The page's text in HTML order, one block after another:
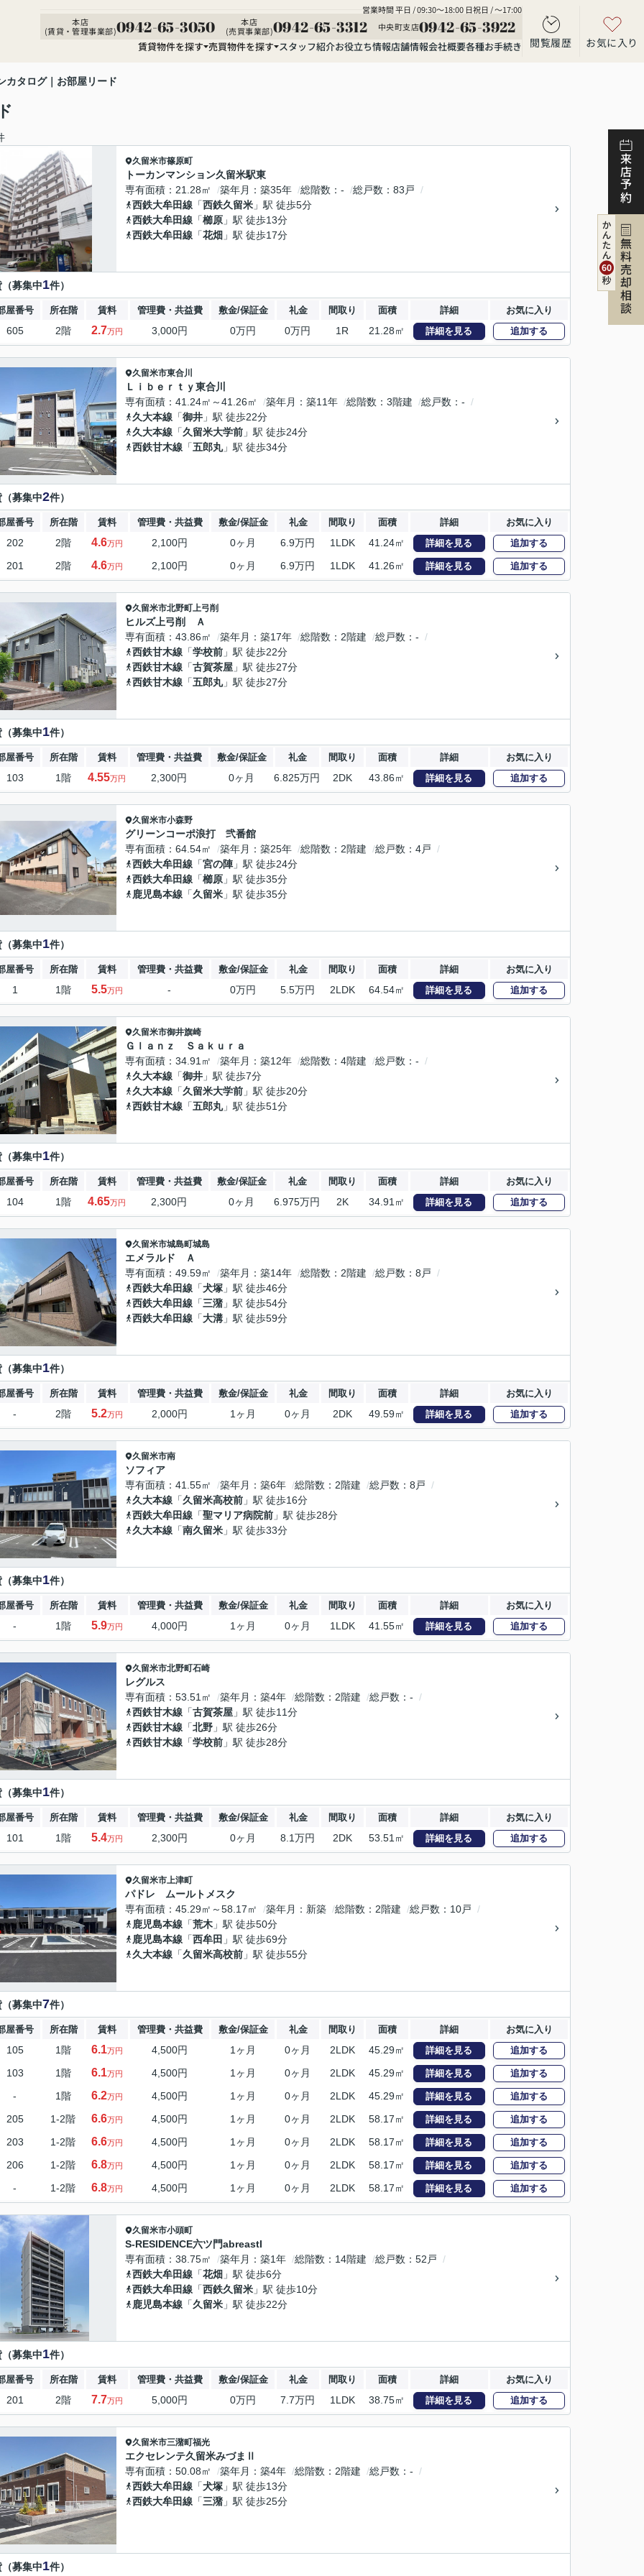
営業時間 平日 / 09:30～18:00 日祝日 / ～17:00
本店
(賃貸・管理事業部)0942-65-3050
本店
(売買事業部)0942-65-3312 中央町支店0942-65-3922
賃貸物件を探す 売買物件を探す スタッフ紹介お役立ち情報店舗情報会社概要各種お手続き 閲覧履歴 お気に入り
来店予約
無料売却相談
カタログ｜お部屋リード
久留米市篠原町
トーカンマンション久留米駅東
専有面積
21.28㎡ 築年月 築35年 総階数 - 総戸数
83戸
西鉄大牟田線 「西鉄久留米 」駅 徒歩5分
西鉄大牟田線 「櫛原 」駅 徒歩13分
西鉄大牟田線 「花畑 」駅 徒歩17分
募集中1件）
屋番号 所在階 賃料 管理費・共益費 敷金/保証金 礼金 間取り 面積 詳細 お気に入り
605 2階 2.7万円 3,000円 0万円 0万円 1R 21.28㎡ 詳細を見る 追加する
久留米市東合川
Ｌｉｂｅｒｔｙ東合川
専有面積
41.24㎡～41.26㎡ 築年月 築11年 総階数 3階建 総戸数
-
久大本線 「御井 」駅 徒歩22分
久大本線 「久留米大学前 」駅 徒歩24分
西鉄甘木線 「五郎丸」駅 徒歩34分
募集中2件）
屋番号 所在階 賃料 管理費・共益費 敷金/保証金 礼金 間取り 面積 詳細 お気に入り
202 2階 4.6万円 2,100円 0ヶ月 6.9万円 1LDK 41.24㎡ 詳細を見る 追加する
201 2階 4.6万円 2,100円 0ヶ月 6.9万円 1LDK 41.26㎡ 詳細を見る 追加する
久留米市北野町上弓削
ヒルズ上弓削 Ａ
専有面積
43.86㎡ 築年月 築17年 総階数 2階建 総戸数
-
西鉄甘木線 「学校前 」駅 徒歩22分
西鉄甘木線 「古賀茶屋 」駅 徒歩27分
西鉄甘木線 「五郎丸」駅 徒歩27分
募集中1件）
屋番号 所在階 賃料 管理費・共益費 敷金/保証金 礼金 間取り 面積 詳細 お気に入り
103 1階 4.55万円 2,300円 0ヶ月 6.825万円 2DK 43.86㎡ 詳細を見る 追加する
久留米市小森野
グリーンコーポ浪打 弐番館
専有面積
64.54㎡ 築年月 築25年 総階数 2階建 総戸数
4戸
西鉄大牟田線 「宮の陣」駅 徒歩24分
西鉄大牟田線 「櫛原 」駅 徒歩35分
鹿児島本線 「久留米 」駅 徒歩35分
募集中1件）
屋番号 所在階 賃料 管理費・共益費 敷金/保証金 礼金 間取り 面積 詳細 お気に入り
1 1階 5.5万円 - 0万円 5.5万円 2LDK 64.54㎡ 詳細を見る 追加する
久留米市御井旗崎
Ｇｌａｎｚ Ｓａｋｕｒａ
専有面積
34.91㎡ 築年月 築12年 総階数 4階建 総戸数
-
久大本線 「御井 」駅 徒歩7分
久大本線 「久留米大学前 」駅 徒歩20分
西鉄甘木線 「五郎丸」駅 徒歩51分
募集中1件）
屋番号 所在階 賃料 管理費・共益費 敷金/保証金 礼金 間取り 面積 詳細 お気に入り
104 1階 4.65万円 2,300円 0ヶ月 6.975万円 2K 34.91㎡ 詳細を見る 追加する
久留米市城島町城島
エメラルド Ａ
専有面積
49.59㎡ 築年月 築14年 総階数 2階建 総戸数
8戸
西鉄大牟田線 「犬塚 」駅 徒歩46分
西鉄大牟田線 「三潴 」駅 徒歩54分
西鉄大牟田線 「大溝 」駅 徒歩59分
募集中1件）
屋番号 所在階 賃料 管理費・共益費 敷金/保証金 礼金 間取り 面積 詳細 お気に入り
- 2階 5.2万円 2,000円 1ヶ月 0ヶ月 2DK 49.59㎡ 詳細を見る 追加する
久留米市南
ソフィア
専有面積
41.55㎡ 築年月 築6年 総階数 2階建 総戸数
8戸
久大本線 「久留米高校前 」駅 徒歩16分
西鉄大牟田線 「聖マリア病院前 」駅 徒歩28分
久大本線 「南久留米 」駅 徒歩33分
募集中1件）
屋番号 所在階 賃料 管理費・共益費 敷金/保証金 礼金 間取り 面積 詳細 お気に入り
- 1階 5.9万円 4,000円 1ヶ月 0ヶ月 1LDK 41.55㎡ 詳細を見る 追加する
久留米市北野町石崎
レグルス
専有面積
53.51㎡ 築年月 築4年 総階数 2階建 総戸数
-
西鉄甘木線 「古賀茶屋 」駅 徒歩11分
西鉄甘木線 「北野 」駅 徒歩26分
西鉄甘木線 「学校前 」駅 徒歩28分
募集中1件）
屋番号 所在階 賃料 管理費・共益費 敷金/保証金 礼金 間取り 面積 詳細 お気に入り
101 1階 5.4万円 2,300円 0ヶ月 8.1万円 2DK 53.51㎡ 詳細を見る 追加する
久留米市上津町
パドレ ムールトメスク
専有面積
45.29㎡～58.17㎡ 築年月 新築 総階数 2階建 総戸数
10戸
鹿児島本線 「荒木 」駅 徒歩50分
鹿児島本線 「西牟田 」駅 徒歩69分
久大本線 「久留米高校前 」駅 徒歩55分
募集中7件）
屋番号 所在階 賃料 管理費・共益費 敷金/保証金 礼金 間取り 面積 詳細 お気に入り
105 1階 6.1万円 4,500円 1ヶ月 0ヶ月 2LDK 45.29㎡ 詳細を見る 追加する
103 1階 6.1万円 4,500円 1ヶ月 0ヶ月 2LDK 45.29㎡ 詳細を見る 追加する
- 1階 6.2万円 4,500円 1ヶ月 0ヶ月 2LDK 45.29㎡ 詳細を見る 追加する
205 1-2階 6.6万円 4,500円 1ヶ月 0ヶ月 2LDK 58.17㎡ 詳細を見る 追加する
203 1-2階 6.6万円 4,500円 1ヶ月 0ヶ月 2LDK 58.17㎡ 詳細を見る 追加する
206 1-2階 6.8万円 4,500円 1ヶ月 0ヶ月 2LDK 58.17㎡ 詳細を見る 追加する
- 1-2階 6.8万円 4,500円 1ヶ月 0ヶ月 2LDK 58.17㎡ 詳細を見る 追加する
久留米市小頭町
S-RESIDENCE六ツ門abreastI
専有面積
38.75㎡ 築年月 築1年 総階数 14階建 総戸数
52戸
西鉄大牟田線 「花畑 」駅 徒歩6分
西鉄大牟田線 「西鉄久留米 」駅 徒歩10分
鹿児島本線 「久留米 」駅 徒歩22分
募集中1件）
屋番号 所在階 賃料 管理費・共益費 敷金/保証金 礼金 間取り 面積 詳細 お気に入り
201 2階 7.7万円 5,000円 0万円 7.7万円 1LDK 38.75㎡ 詳細を見る 追加する
久留米市三潴町福光
エクセレンテ久留米みづまⅡ
専有面積
50.08㎡ 築年月 築4年 総階数 2階建 総戸数
-
西鉄大牟田線 「犬塚 」駅 徒歩13分
西鉄大牟田線 「三潴 」駅 徒歩25分
募集中1件）